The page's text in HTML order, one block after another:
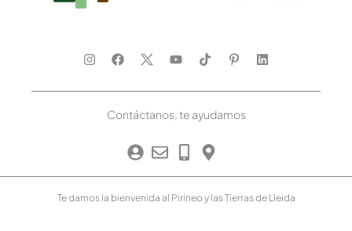
Contáctanos, te ayudamos
Te damos la bienvenida al Pirineo y las Tierras de Lleida